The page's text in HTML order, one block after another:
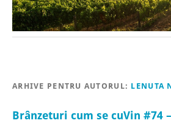
ARHIVE PENTRU AUTORUL: LENUTA
Brânzeturi cum se cuVin #74